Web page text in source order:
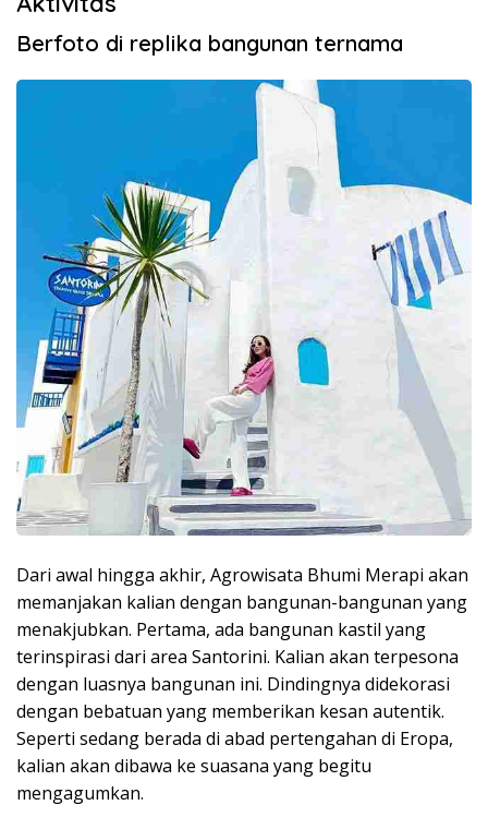
Berfoto di replika bangunan ternama
Dari awal hingga akhir, Agrowisata Bhumi Merapi akan
memanjakan kalian dengan bangunan-bangunan yang
menakjubkan. Pertama, ada bangunan kastil yang
terinspirasi dari area Santorini. Kalian akan terpesona
dengan luasnya bangunan ini. Dindingnya didekorasi
dengan bebatuan yang memberikan kesan autentik.
Seperti sedang berada di abad pertengahan di Eropa,
kalian akan dibawa ke suasana yang begitu
mengagumkan.